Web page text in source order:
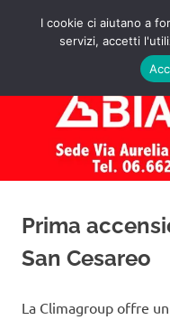
Assistenza
Caldaie
Biasi
Roma
Preventivo!
Prima
San Cesareo
La Climagroup offre
I cookie ci aiutano a
servizi, accetti